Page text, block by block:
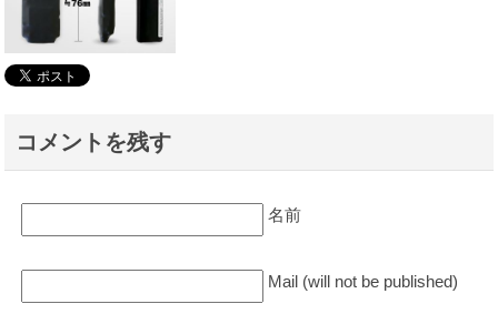
コメントを残す
名前
Mail (will not be published)